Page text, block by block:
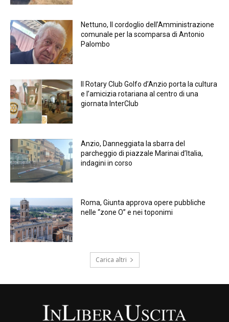
Nettuno, Il cordoglio dell’Amministrazione
comunale per la scomparsa di Antonio
Palombo
Il Rotary Club Golfo d’Anzio porta la cultura
e l’amicizia rotariana al centro di una
giornata InterClub
Anzio, Danneggiata la sbarra del
parcheggio di piazzale Marinai d’Italia,
indagini in corso
Roma, Giunta approva opere pubbliche
nelle “zone O” e nei toponimi
Carica altri